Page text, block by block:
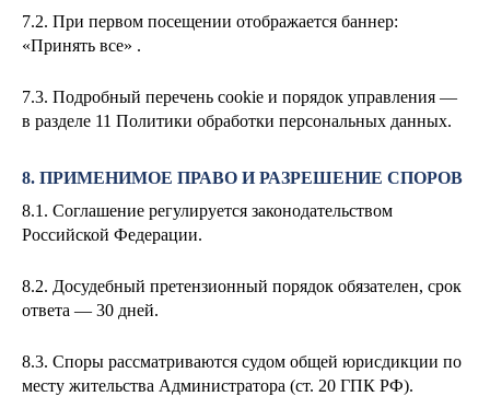
7.2. При первом посещении отображается баннер:
«Принять все» .
7.3. Подробный перечень cookie и порядок управления —
в разделе 11 Политики обработки персональных данных.
8. ПРИМЕНИМОЕ ПРАВО И РАЗРЕШЕНИЕ СПОРОВ
8.1. Соглашение регулируется законодательством
Российской Федерации.
8.2. Досудебный претензионный порядок обязателен, срок
ответа — 30 дней.
8.3. Споры рассматриваются судом общей юрисдикции по
месту жительства Администратора (ст. 20 ГПК РФ).